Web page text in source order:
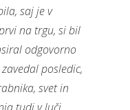
saj je v
na trgu, si bil
odgovorno
posledic,
svet in